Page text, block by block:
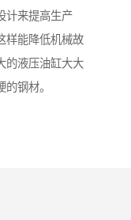
计来提高生产
样能降低机械故
的液压油缸大大
钢材。